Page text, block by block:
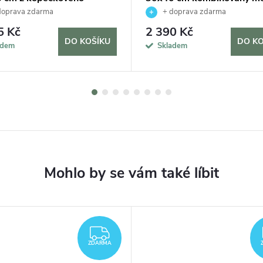
černázdarma
Kč
DO KOŠÍKU
kopečkový s plochým,
+ doprava zdarma
2 390 Kč
Skladem DO
ZDARMA
ZDARMA